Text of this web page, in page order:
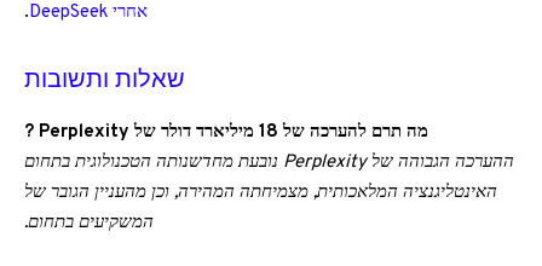
אחרי DeepSeek
.
שאלות ותשובות
מה תרם להערכה של 18 מיליארד דולר של Perplexity ?
ההערכה הגבוהה של Perplexity נובעת מחדשנותה הטכנולוגית בתחום
האינטליגנציה המלאכותית, מצמיחתה המהירה, וכן מהעניין הגובר של
המשקיעים בתחום.